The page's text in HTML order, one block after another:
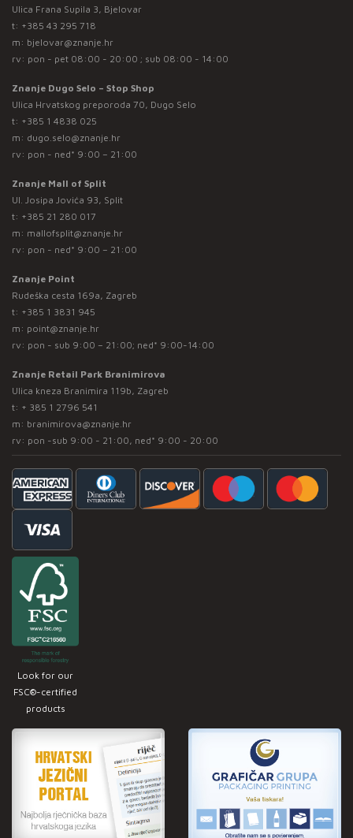
Ulica Frana Supila 3, Bjelovar
t: +385 43 295 718
m: bjelovar@znanje.hr
rv: pon - pet 08:00 - 20:00 ; sub 08:00 - 14:00
Znanje Dugo Selo – Stop Shop
Ulica Hrvatskog preporoda 70, Dugo Selo
t: +385 1 4838 025
m: dugo.selo@znanje.hr
rv: pon - ned* 9:00 – 21:00
Znanje Mall of Split
Ul. Josipa Jovića 93, Split
t: +385 21 280 017
m: mallofsplit@znanje.hr
rv: pon - ned* 9:00 – 21:00
Znanje Point
Rudeška cesta 169a, Zagreb
t: +385 1 3831 945
m: point@znanje.hr
rv: pon - sub 9:00 – 21:00; ned* 9:00-14:00
Znanje Retail Park Branimirova
Ulica kneza Branimira 119b, Zagreb
t: + 385 1 2796 541
m: branimirova@znanje.hr
rv: pon -sub 9:00 - 21:00, ned* 9:00 - 20:00
Look for our
FSC®-certified
products